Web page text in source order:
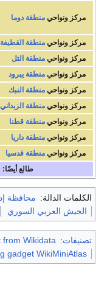
مركز ونواحيمنطقة دوما
مركز ونواحيمنطقة القطيفة
مركز ونواحيمنطقة التل
مركز ونواحيمنطقة يبرود
مركز ونواحيمنطقة النبك
مركز ونواحيمنطقة الزبداني
مركز ونواحيمنطقة قطنا
مركز ونواحيمنطقة داريا
مركز ونواحيمنطقة قدسيا
طالع أيضًا:
الكلمات الدالة: محافظة
الجيش العربي السوري
تصنيفات:
from Wikidata
gadget WikiMiniAtlas